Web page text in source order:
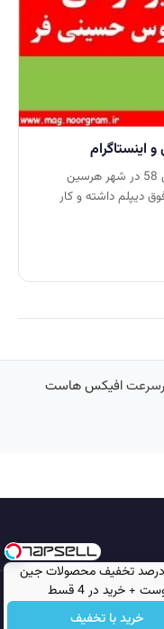
70 درصد تخفیف محصولات جین
+ خرید در 4 قسط
خرید با تخفیف
سیروس حسینی فر سیروس حسینی فر سال 58 در شهر هرسین
دیپلم داشته و کار
افیکس هاست
مجله نورگرام